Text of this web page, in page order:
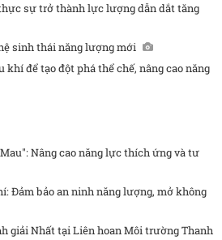
sự trở thành lực lượng dẫn dắt tăng
sinh thái năng lượng mới
khí để tạo đột phá thể chế, nâng cao năng
Nâng cao năng lực thích ứng và tư
Đảm bảo an ninh năng lượng, mở không
giải Nhất tại Liên hoan Môi trường Thanh